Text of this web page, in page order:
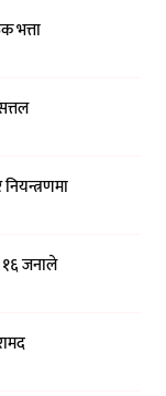
भत्ता
१६ जनाले